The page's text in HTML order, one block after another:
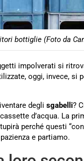
bottiglie (Foto da
impolverati si
oggi, invece, si
degli sgabelli?
d’acqua. La
perché questi
e partiamo.